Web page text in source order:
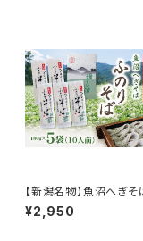
【新潟名物】魚沼へぎそ
りそば 180g×5袋 10人
産そば粉100％使用
¥2,950